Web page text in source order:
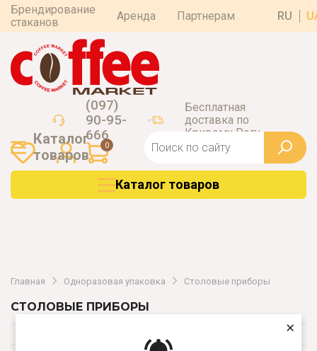
×
Брендирование
стаканов
Аренда Партнерам RU
(097)
90-95-
666
Бесплатная
доставка по
Кривому Рогу
0
Каталог
товаров
Каталог товаров
Главная Одноразовая упаковка Столовые приборы
СТОЛОВЫЕ ПРИБОРЫ